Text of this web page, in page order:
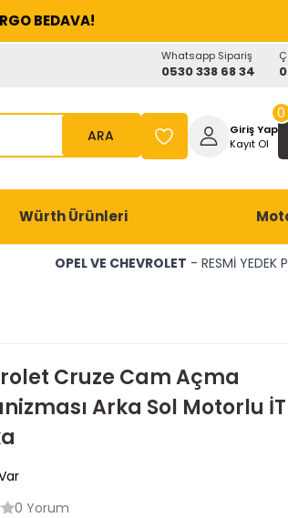
BEDAVA!
Whatsapp Sipariş
0530 338 68 34
ARA
Giriş Yap
Kayıt Ol
0
Würth Ürünleri
OPEL VE CHEVROLET - RESMİ YEDEK
Cruze Cam Açma
Arka Sol Motorlu
0 Yorum